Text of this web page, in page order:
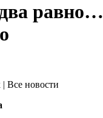
равно…
Все новости